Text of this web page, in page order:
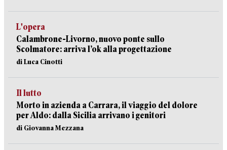
L'opera
Calambrone-Livorno, nuovo ponte sullo
Scolmatore: arriva l’ok alla progettazione
di Luca Cinotti
Il lutto
Morto in azienda a Carrara, il viaggio del dolore
per Aldo: dalla Sicilia arrivano i genitori
di Giovanna Mezzana